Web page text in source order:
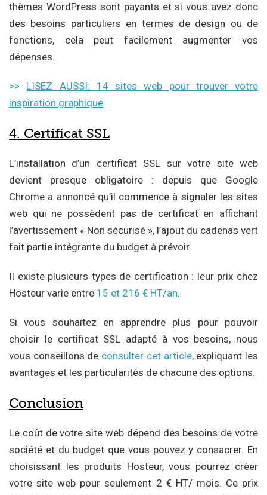
thèmes WordPress sont payants et si vous avez donc
des besoins particuliers en termes de design ou de
fonctions, cela peut facilement augmenter vos
dépenses.
>> LISEZ AUSSI: 14 sites web pour trouver votre
inspiration graphique
4. Certificat SSL
L’installation d’un certificat SSL sur votre site web
devient presque obligatoire : depuis que Google
Chrome a annoncé qu’il commence à signaler les sites
web qui ne possèdent pas de certificat en affichant
l’avertissement « Non sécurisé », l’ajout du cadenas vert
fait partie intégrante du budget à prévoir.
Il existe plusieurs types de certification : leur prix chez
Hosteur varie entre 15 et 216 € HT/an.
Si vous souhaitez en apprendre plus pour pouvoir
choisir le certificat SSL adapté à vos besoins, nous
vous conseillons de consulter cet article, expliquant les
avantages et les particularités de chacune des options.
Conclusion
Le coût de votre site web dépend des besoins de votre
société et du budget que vous pouvez y consacrer. En
choisissant les produits Hosteur, vous pourrez créer
votre site web pour seulement 2 € HT/ mois. Ce prix